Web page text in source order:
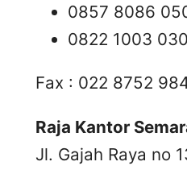
0857 8086
0822 1003
Fax : 022 8752
Raja Kantor
Jl. Gajah Raya no